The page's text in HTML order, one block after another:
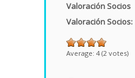
Valoración Socios
Valoración Socios:
Average: 4 (2 votes)